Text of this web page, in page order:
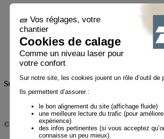
Contact
Mon compte
Par téléphone au 01 60 21 44 60 *
Suivez-nous !
© Tiaso 2022-2026